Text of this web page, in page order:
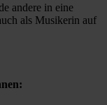
andere in eine
als Musikerin auf